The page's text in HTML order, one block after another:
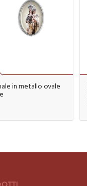
in metallo ovale